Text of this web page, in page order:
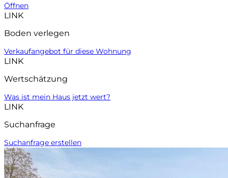
Öffnen
LINK
Boden verlegen
Verkaufangebot für diese Wohnung
LINK
Wertschätzung
Was ist mein Haus jetzt wert?
LINK
Suchanfrage
Suchanfrage erstellen